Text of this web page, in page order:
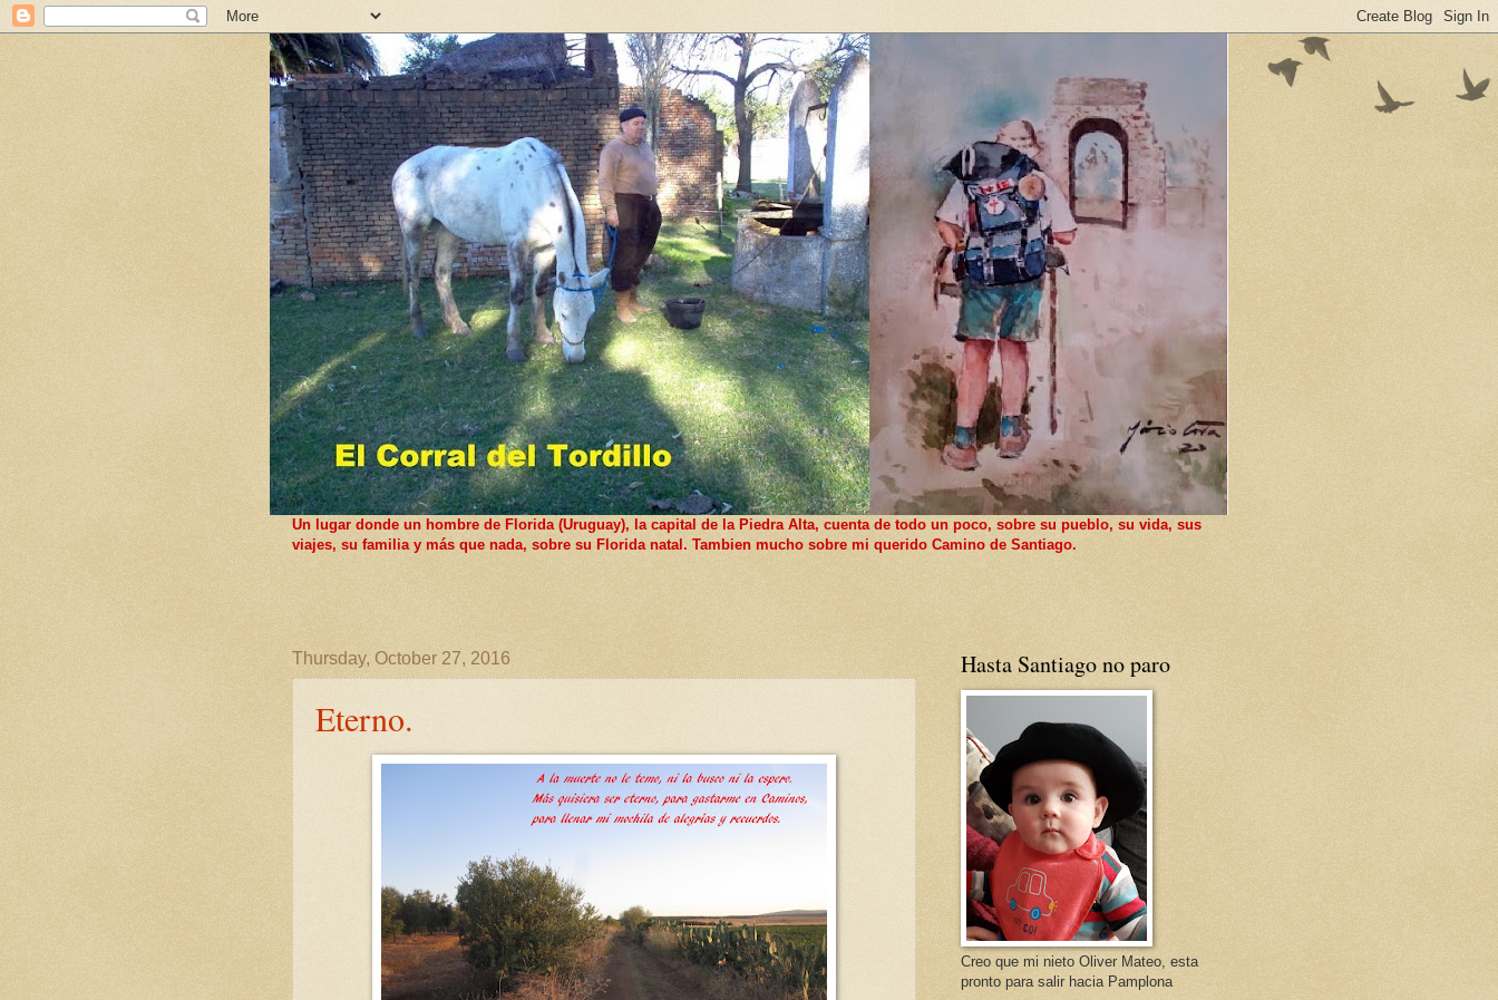
Un lugar donde un hombre de Florida (Uruguay), la capital de la Piedra Alta, cuenta de todo un poco, sobre su pueblo, su vida, sus
viajes, su familia y más que nada, sobre su Florida natal. Tambien mucho sobre mi querido Camino de Santiago.
Thursday, October 27, 2016
Eterno.
Hasta Santiago no paro
Creo que mi nieto Oliver Mateo, esta
pronto para salir hacia Pamplona